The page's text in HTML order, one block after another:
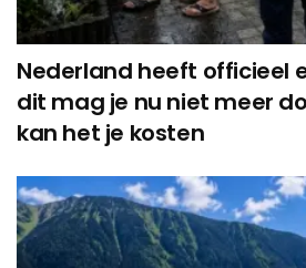
Nederland heeft officieel
dit mag je nu niet meer
kan het je kosten